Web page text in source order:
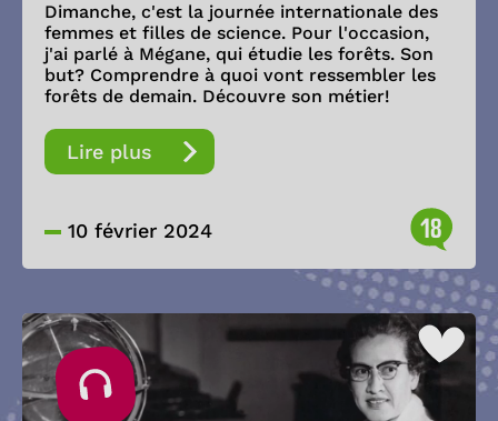
Dimanche, c'est la journée internationale des
femmes et filles de science. Pour l'occasion,
j'ai parlé à Mégane, qui étudie les forêts. Son
but? Comprendre à quoi vont ressembler les
forêts de demain. Découvre son métier!
Lire plus
10 février 2024 18